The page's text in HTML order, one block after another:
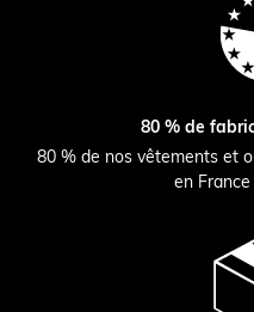
80 % de
80 % de nos vêtements et
en France